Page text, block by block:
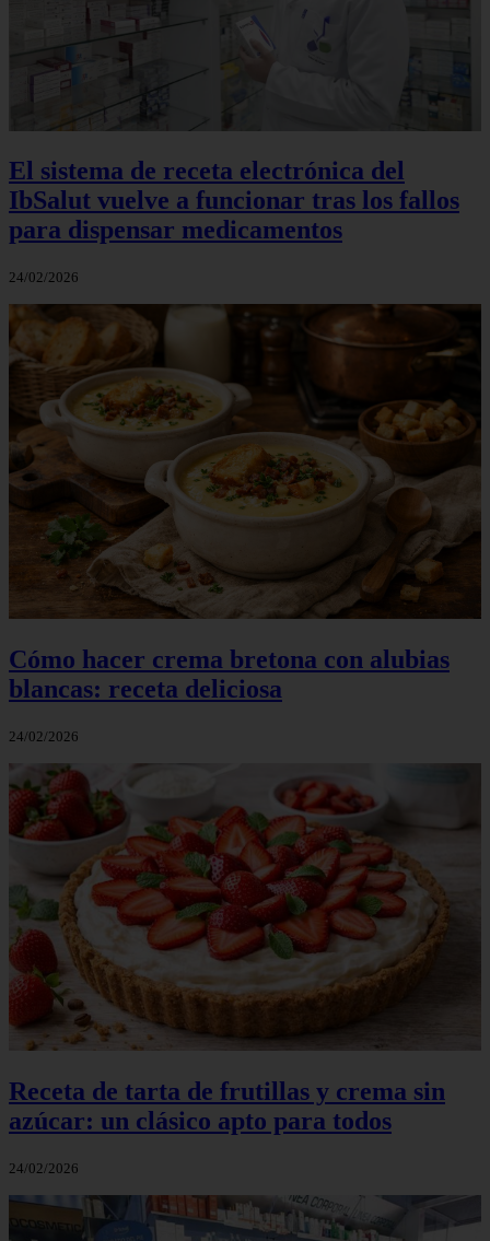
El sistema de receta electrónica del
IbSalut vuelve a funcionar tras los fallos
para dispensar medicamentos
24/02/2026
Cómo hacer crema bretona con alubias
blancas: receta deliciosa
24/02/2026
Receta de tarta de frutillas y crema sin
azúcar: un clásico apto para todos
24/02/2026